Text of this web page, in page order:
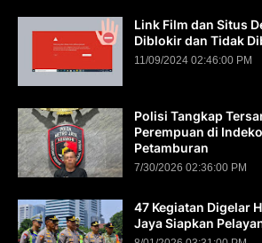
Link Film dan Situs
Diblokir dan Tidak
11/09/2024 02:46:00 PM
Polisi Tangkap
Perempuan di
Petamburan
7/30/2026 02:36:00 PM
47 Kegiatan Digelar
Jaya Siapkan